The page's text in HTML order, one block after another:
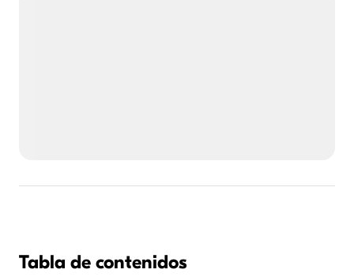
Tabla de contenidos